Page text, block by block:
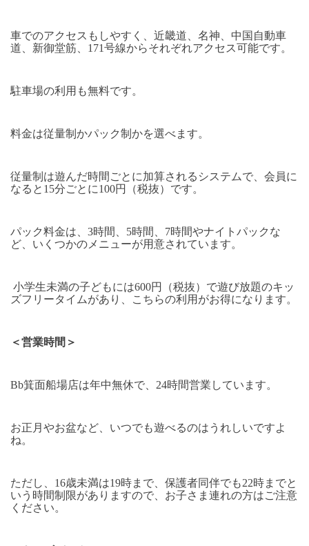
車でのアクセスもしやすく、近畿道、名神、中国自動車
道、新御堂筋、171号線からそれぞれアクセス可能です。
駐車場の利用も無料です。
料金は従量制かパック制かを選べます。
従量制は遊んだ時間ごとに加算されるシステムで、会員に
なると15分ごとに100円（税抜）です。
パック料金は、3時間、5時間、7時間やナイトパックな
ど、いくつかのメニューが用意されています。
小学生未満の子どもには600円（税抜）で遊び放題のキッ
ズフリータイムがあり、こちらの利用がお得になります。
＜営業時間＞
Bb箕面船場店は年中無休で、24時間営業しています。
お正月やお盆など、いつでも遊べるのはうれしいですよ
ね。
ただし、16歳未満は19時まで、保護者同伴でも22時までと
いう時間制限がありますので、お子さま連れの方はご注意
ください。